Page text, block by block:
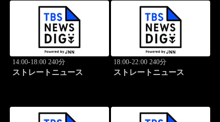
14:00-18:00 240分
ストレートニュース
18:00-22:00 240分
ストレートニュース